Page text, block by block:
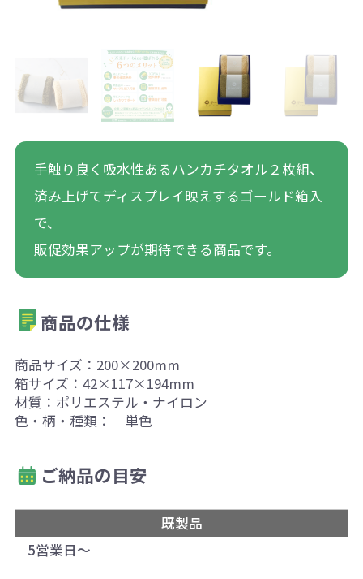
手触り良く吸水性あるハンカチタオル２枚組、
済み上げてディスプレイ映えするゴールド箱入
で、
販促効果アップが期待できる商品です。
商品の仕様
商品サイズ：200×200mm
箱サイズ：42×117×194mm
材質：ポリエステル・ナイロン
色・柄・種類： 単色
ご納品の目安
既製品
5営業日～